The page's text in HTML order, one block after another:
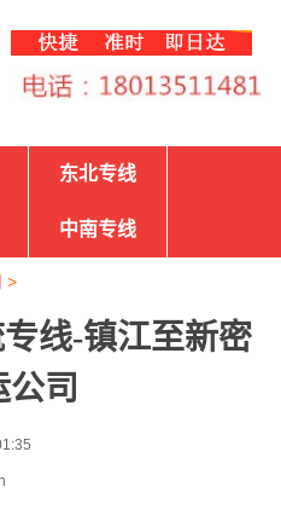
东北专线
中南专线
>
线-镇江至新密
司